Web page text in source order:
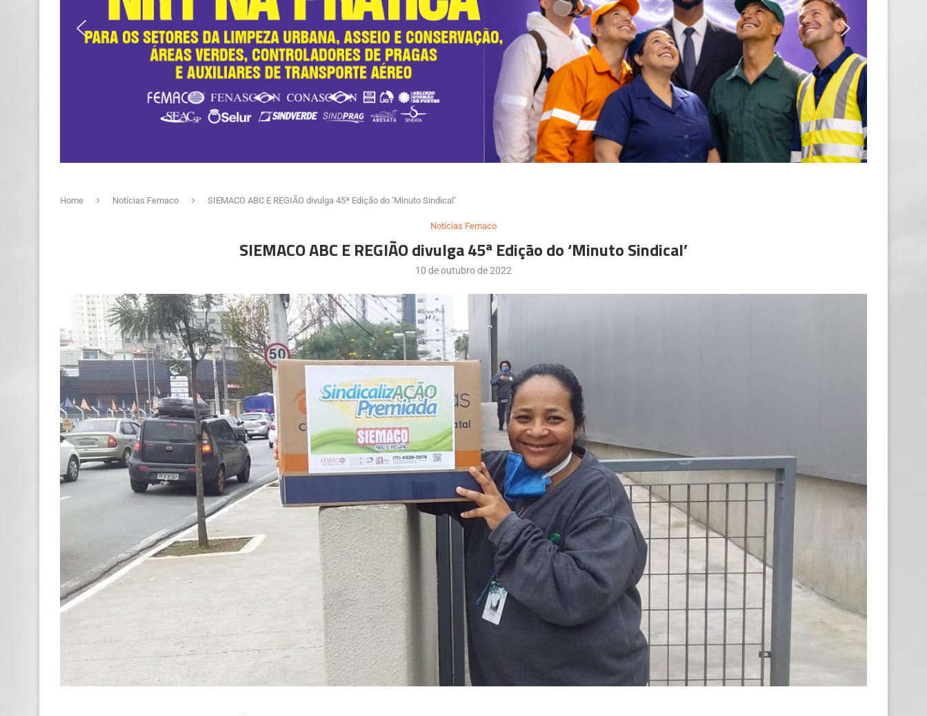
Home Notícias Femaco SIEMACO ABC E REGIÃO divulga 45ª Edição do ‘Minuto Sindical’
Notícias Femaco
SIEMACO ABC E REGIÃO divulga 45ª Edição do ‘Minuto Sindical’
10 de outubro de 2022